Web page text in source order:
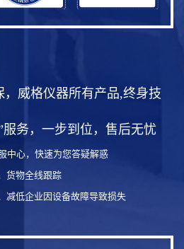
，威格仪器所有产品,终身技
务，一步到位，售后无忧
中心，快速为您答疑解惑
货物全线跟踪
减低企业因设备故障导致损失